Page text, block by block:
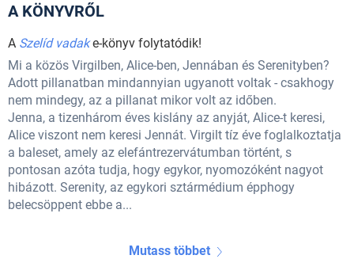
A KÖNYVRŐL
A Szelíd vadake-könyv folytatódik!
Mi a közös Virgilben, Alice-ben, Jennában és Serenityben?
Adott pillanatban mindannyian ugyanott voltak - csakhogy
nem mindegy, az a pillanat mikor volt az időben.
Jenna, a tizenhárom éves kislány az anyját, Alice-t keresi,
Alice viszont nem keresi Jennát. Virgilt tíz éve foglalkoztatja
a baleset, amely az elefántrezervátumban történt, s
pontosan azóta tudja, hogy egykor, nyomozóként nagyot
hibázott. Serenity, az egykori sztármédium épphogy
belecsöppent ebbe a...
Mutass többet